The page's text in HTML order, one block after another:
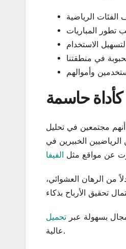
كأداة حاسمة
مجتمعين في تحليل
الخبيرين في
عن مواقع مثل الفيفا
من الرهان العشوائي،
بسهولة عبر
عالية.